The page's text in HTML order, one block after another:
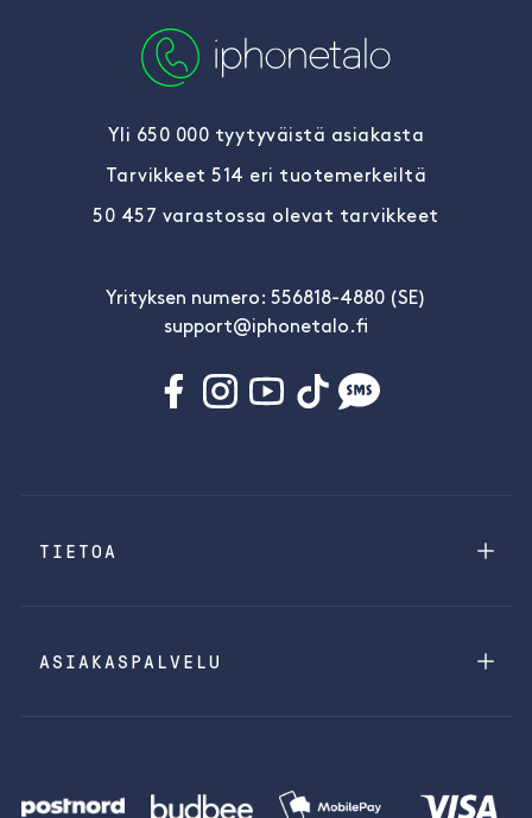
Yli 650 000 tyytyväistä asiakasta
Tarvikkeet 514 eri tuotemerkeiltä
50 457 varastossa olevat tarvikkeet
Yrityksen numero: 556818-4880 (SE)
support@iphonetalo.fi
TIETOA
ASIAKASPALVELU